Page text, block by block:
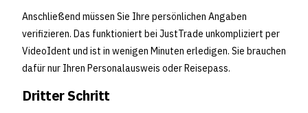
Anschließend müssen Sie Ihre persönlichen Angaben
verifizieren. Das funktioniert bei JustTrade unkompliziert per
VideoIdent und ist in wenigen Minuten erledigen. Sie brauchen
dafür nur Ihren Personalausweis oder Reisepass.
Dritter Schritt